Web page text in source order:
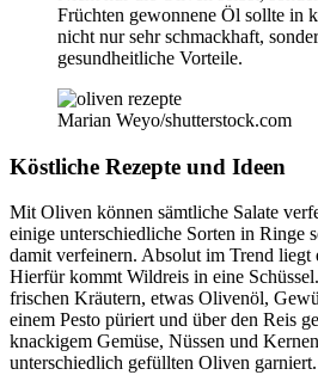
Früchten gewonnene Öl sollte in
nicht nur sehr schmackhaft,
gesundheitliche Vorteile.
Marian Weyo/shutterstock.com
Köstliche Rezepte und Ideen
Mit Oliven können sämtliche Salate
einige unterschiedliche Sorten in Ringe
damit verfeinern. Absolut im Trend
Hierfür kommt Wildreis in eine
frischen Kräutern, etwas Olivenöl,
einem Pesto püriert und über den Reis
knackigem Gemüse, Nüssen und
unterschiedlich gefüllten Oliven garniert.